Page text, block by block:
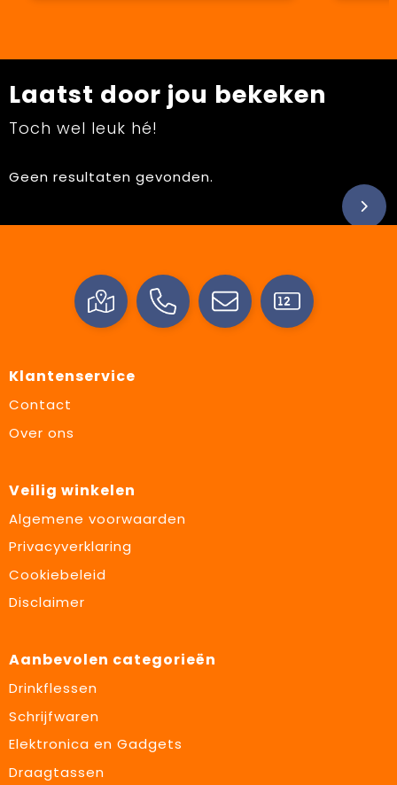
Laatst door jou bekeken
Toch wel leuk hé!
Geen resultaten gevonden.
Klantenservice
Contact
Over ons
Veilig winkelen
Algemene voorwaarden
Privacyverklaring
Cookiebeleid
Disclaimer
Aanbevolen categorieën
Drinkflessen
Schrijfwaren
Elektronica en Gadgets
Draagtassen